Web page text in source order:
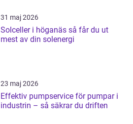
31 maj 2026
Solceller i höganäs så får du ut
mest av din solenergi
23 maj 2026
Effektiv pumpservice för pumpar i
industrin – så säkrar du driften